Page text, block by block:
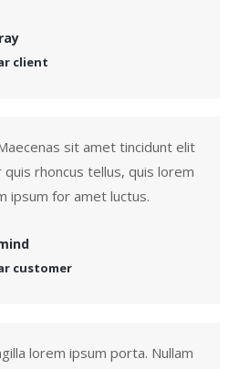
client
sit amet tincidunt elit
rhoncus tellus, quis lorem
ipsum for amet luctus.
customer
lorem ipsum porta. Nullam